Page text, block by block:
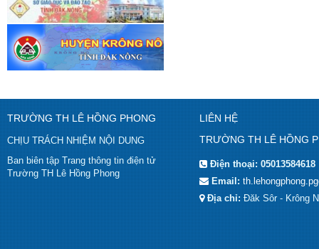
TRƯỜNG TH LÊ HỒNG PHONG
CHỊU TRÁCH NHIỆM NỘI DUNG
Ban biên tập Trang thông tin điện tử
Trường TH Lê Hồng Phong
LIÊN HỆ
TRƯỜNG TH LÊ HỒNG
Điện thoại:05013584618
Email:
Địa chỉ:Đăk Sôr - Krông